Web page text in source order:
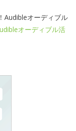
Audibleオーディブル
オーディブル活